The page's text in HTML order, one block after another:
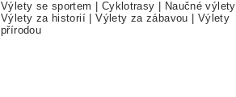
Výlety se sportem | Cyklotrasy | Naučné výlety
Výlety za historií |Výlety za zábavou | Výlety
přírodou